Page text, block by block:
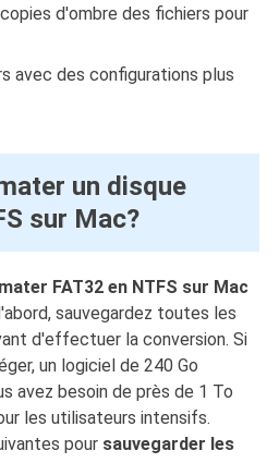
d'ombre des fichiers pour
avec des configurations plus
un disque
sur Mac?
FAT32 en NTFS sur Mac
sauvegardez toutes les
d'effectuer la conversion. Si
un logiciel de 240 Go
avez besoin de près de 1 To
les utilisateurs intensifs.
pour sauvegarder les